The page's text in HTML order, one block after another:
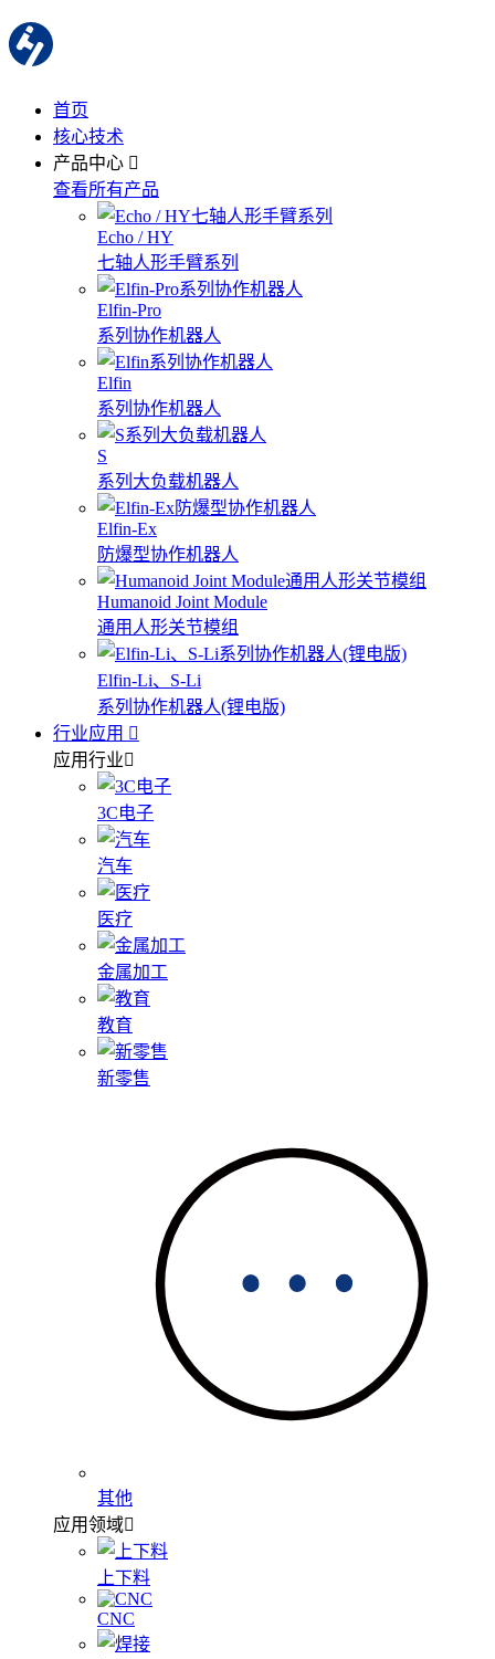
首页
核心技术
产品中心
查看所有产品
Echo / HY
七轴人形手臂系列
Elfin-Pro
系列协作机器人
Elfin
系列协作机器人
S
系列大负载机器人
Elfin-Ex
防爆型协作机器人
Humanoid Joint Module
通用人形关节模组
Elfin-Li、S-Li
系列协作机器人(锂电版)
行业应用
应用行业
3C电子
汽车
医疗
金属加工
教育
新零售
其他
应用领域
上下料
CNC